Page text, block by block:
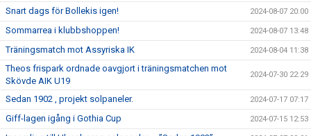
Snart dags för Bollekis igen! 2024-08-07 20:00
Sommarrea i klubbshoppen! 2024-08-07 13:48
Träningsmatch mot Assyriska IK 2024-08-04 11:38
Theos frispark ordnade oavgjort i träningsmatchen mot
Skövde AIK U19
2024-07-30 22:29
Sedan 1902 , projekt solpaneler. 2024-07-17 07:17
Giff-lagen igång i Gothia Cup 2024-07-15 12:53